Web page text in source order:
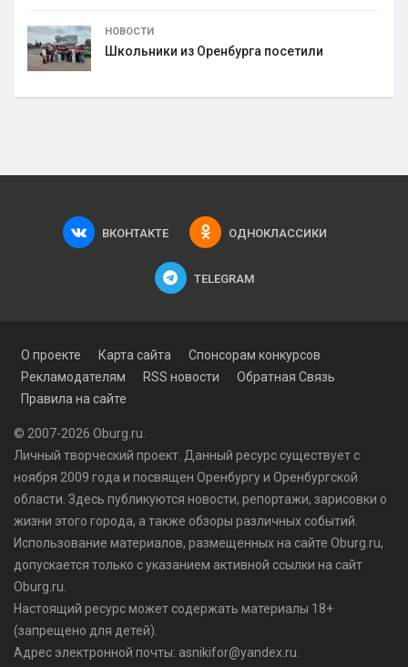
НОВОСТИ
Школьники из Оренбурга посетили
ВКОНТАКТЕ ОДНОКЛАССИКИ
TELEGRAM
О проекте Карта сайта
Спонсорам конкурсов
Рекламодателям
RSS новости
Обратная Связь
Правила на сайте
© 2007-2026 Oburg.ru.
Личный творческий проект. Данный ресурс существует с
ноября 2009 года и посвящен Оренбургу и Оренбургской
области. Здесь публикуются новости, репортажи, зарисовки о
жизни этого города, а также обзоры различных событий.
Использование материалов, размещенных на сайте Oburg.ru,
допускается только с указанием активной ссылки на сайт
Oburg.ru.
Настоящий ресурс может содержать материалы 18+
(запрещено для детей).
Адрес электронной почты: asnikifor@yandex.ru.